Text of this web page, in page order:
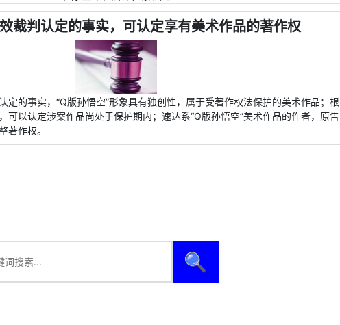
裁判认定的事实，可认定享有美术作品的著作权
定的事实，“Q版孙悟空”形象具有独创性，属于受著作权法保护的美术作品；根
可以认定涉案作品尚处于保护期内；速达系“Q版孙悟空”美术作品的作者，原告
著作权。
🔍